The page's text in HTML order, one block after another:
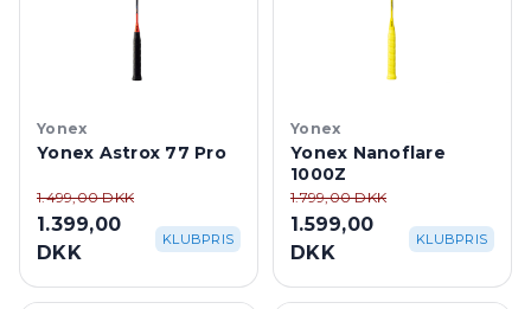
Yonex
Yonex Astrox 77 Pro
1.499,00 DKK
1.399,00
DKK
KLUBPRIS
Yonex
Yonex Nanoflare
1000Z
1.799,00 DKK
1.599,00
DKK
KLUBPRIS